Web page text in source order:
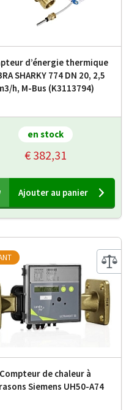
d’énergie thermique
SHARKY 774 DN 20, 2,5
h, M-Bus (K3113794)
en stock
€ 382,31
Ajouter au panier
Compteur de chaleur à
Siemens UH50-A74